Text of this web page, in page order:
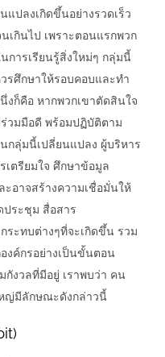
แปลงเกิดขึ้นอย่างรวดเร็ว
เกินไป เพราะตอนแรกพวก
การเรียนรู้สิ่งใหม่ๆ กลุ่มนี้
รศึกษาให้รอบคอบและทำ
งก็คือ หากพวกเขาตัดสินใจ
ร่วมมือดี พร้อมปฏิบัติตาม
กลุ่มนี้เปลี่ยนแปลง ผู้บริหาร
เตรียมใจ ศึกษาข้อมูล
ะอาจสร้างความเชื่อมั่นให้
ประชุม สื่อสาร
ระทบต่างๆที่จะเกิดขึ้น รวม
ค์กรอย่างเป็นขั้นตอน
กังวลที่มีอยู่ เราพบว่า คน
ญ่มีลักษณะดังกล่าวนี้